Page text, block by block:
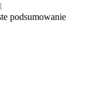
podsumowanie